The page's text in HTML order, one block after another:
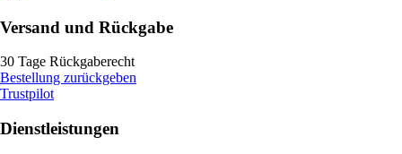
Versand und Rückgabe
30 Tage Rückgaberecht
Bestellung zurückgeben
Trustpilot
Dienstleistungen